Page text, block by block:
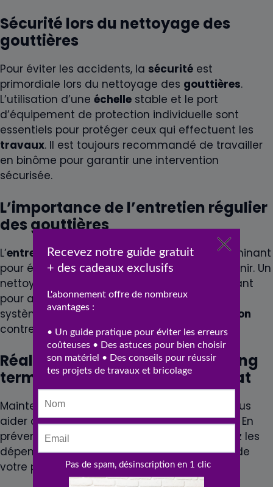
Sécurité lors du nettoyage des
gouttières
Pour éviter les accidents, la sécurité est
primordiale lors du nettoyage des gouttières.
L’utilisation d’une échelle stable et le port
d’équipement de protection individuelle sont
essentiels pour protéger ceux qui effectuent les
travaux. Il est toujours recommandé de travailler
en binôme pour garantir une intervention
sécurisée.
L’importance de l’entretien régulier
des gouttières
L’entretienrégulier des gouttièresest déterminant
pour éviter des réparations coûteuses à l’avenir. Un
nettoyage biannuel est généralement suffisant
pour assurer le bon fonctionnement de votre
système de drainage et protéger votre
maison
contre les dommages liés à l’eau.
Réaliser des économies sur le long
terme avec un entretien adéquat
Maintenir vos
en bon état peut vous
aider à réaliser des économies significatives. En
prévenant les problèmes majeurs, vous évitez les
dépenses imprévues et maintenez la valeur de
votre propriété.